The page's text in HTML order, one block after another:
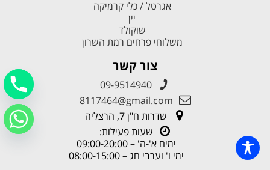
אגרטל / כלי קרמיקה
יין
שוקולד
משלוחי פרחים רמת השרון
צור קשר
09-9514940
8117464@gmail.com
שדרות ח"ן 7, הרצליה
שעות פעילות:
ימים א'-ה' – 09:00-20:00
ימי ו' וערבי חג – 08:00-15:00